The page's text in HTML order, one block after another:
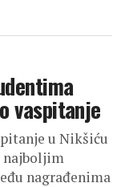
vaspitanje
u Nikšiću
najboljim
nagrađenima